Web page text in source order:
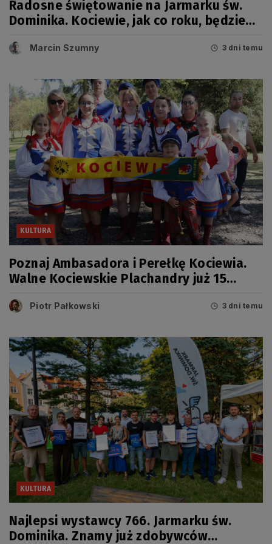
Radosne świętowanie na Jarmarku św.
Dominika. Kociewie, jak co roku, będzie
Marcin Szumny 3 dni temu
KULTURA
Poznaj Ambasadora i Perełkę Kociewia.
Walne Kociewskie Plachandry już 15
Piotr Pałkowski 3 dni temu
KULTURA
Najlepsi wystawcy 766. Jarmarku św.
Dominika. Znamy już zdobywców